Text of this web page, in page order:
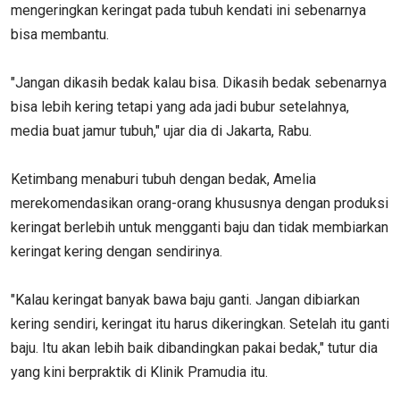
mengeringkan keringat pada tubuh kendati ini sebenarnya
bisa membantu.
"Jangan dikasih bedak kalau bisa. Dikasih bedak sebenarnya
bisa lebih kering tetapi yang ada jadi bubur setelahnya,
media buat jamur tubuh," ujar dia di Jakarta, Rabu.
Ketimbang menaburi tubuh dengan bedak, Amelia
merekomendasikan orang-orang khususnya dengan produksi
keringat berlebih untuk mengganti baju dan tidak membiarkan
keringat kering dengan sendirinya.
"Kalau keringat banyak bawa baju ganti. Jangan dibiarkan
kering sendiri, keringat itu harus dikeringkan. Setelah itu ganti
baju. Itu akan lebih baik dibandingkan pakai bedak," tutur dia
yang kini berpraktik di Klinik Pramudia itu.